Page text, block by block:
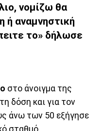
νομίζω θα
ή αναμνηστική
το» δήλωσε
στο άνοιγμα της
δόση και για τον
άνω των 50 εξήγησε
σταθμό